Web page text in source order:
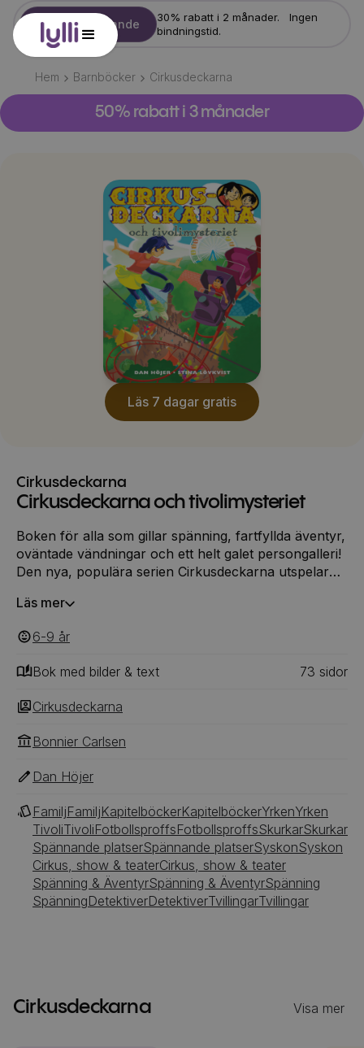
Starta erbjudande
30% rabatt i 2 månader. Ingen
bindningstid.
Hem Barnböcker Cirkusdeckarna
50% rabatt i 3 månader
Läs 7 dagar gratis
Cirkusdeckarna
Cirkusdeckarna och tivolimysteriet
Boken för alla som gillar spänning, fartfyllda äventyr,
oväntade vändningar och ett helt galet persongalleri!
Den nya, populära serien Cirkusdeckarna utspelar
världens främste fotbollsspelare, Pelédinho, visar
figur dyrgriparna. Tvillingarna Kaspar och Katinka tar
upp jakten på tjuven, men de möter oanade problem.
Vem är den mystiske skurken? Tvillingarna är
cirkusens största stjärnor, men där finns också andra
färgstarka karaktärer, som den buttre men mästerlige
clownen Jack, den svärande fröken Inga-Britt, som
ibland slår sönder saker i ren ilska, och så
tigertämjaren T-T, som är livrädd för tigrar!
Läs mer
6-9 ‎‎ år
Bok med bilder & text 73 ‎‎ sidor
Cirkusdeckarna
Bonnier Carlsen
Dan Höjer
FamiljFamiljKapitelböckerKapitelböckerYrkenYrken
TivoliTivoliFotbollsproffsFotbollsproffsSkurkarSkurkar
Spännande platserSpännande platserSyskonSyskon
Cirkus, show & teaterCirkus, show & teater
Spänning & ÄventyrSpänning & ÄventyrSpänning
SpänningDetektiverDetektiverTvillingarTvillingar
Cirkusdeckarna Visa mer